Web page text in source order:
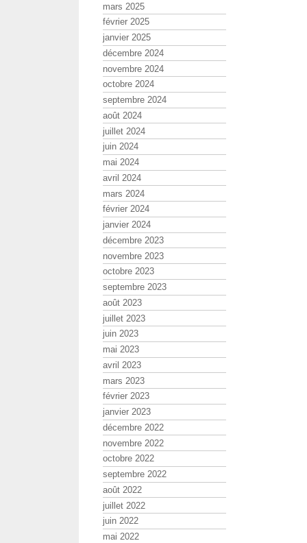
mars 2025
février 2025
janvier 2025
décembre 2024
novembre 2024
octobre 2024
septembre 2024
août 2024
juillet 2024
juin 2024
mai 2024
avril 2024
mars 2024
février 2024
janvier 2024
décembre 2023
novembre 2023
octobre 2023
septembre 2023
août 2023
juillet 2023
juin 2023
mai 2023
avril 2023
mars 2023
février 2023
janvier 2023
décembre 2022
novembre 2022
octobre 2022
septembre 2022
août 2022
juillet 2022
juin 2022
mai 2022